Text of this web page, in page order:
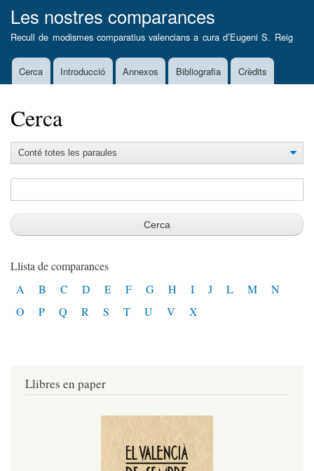
al
contingut
Les nostres comparances
Recull de modismes comparatius valencians a cura d’Eugeni S. Reig
MainCerca Introducció Annexos Bibliografia Crèdits
Cerca
Llista de comparances
A
B C D E F G H I J L M
N
O
P Q R S T U V X
Llibres en paper